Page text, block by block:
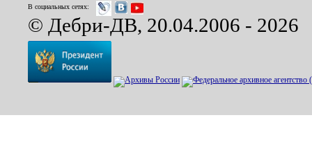
В социальных сетях:
© Дебри-ДВ, 20.04.2006 - 2026